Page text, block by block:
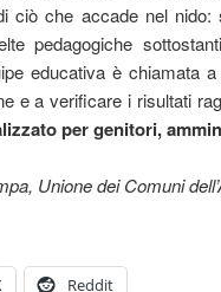
ciò che accade nel
pedagogiche
educativa è chiamata
e a verificare i risultati
per genitori,
Unione dei Comuni
Reddit